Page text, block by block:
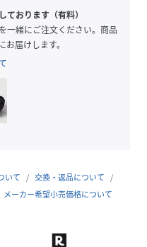
ループ付きでバッグチャ
。
にぴったりの便利なサイ
チにした、インパクト大
見のアイテム。
インが刺繍であしらわれ
おります（有料）
一緒にご注文ください。商品
届けします。
いて
交換・返品について
メーカー希望小売価格について